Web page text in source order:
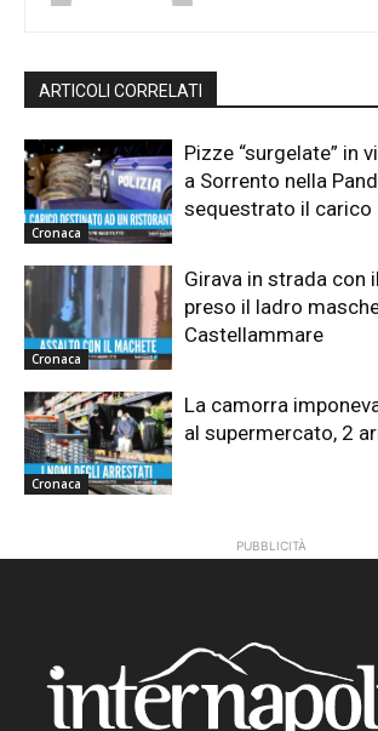
ARTICOLI CORRELATI
Cronaca
Pizze “surgelate” in
a Sorrento nella
sequestrato il carico
Cronaca
Girava in strada con
preso il ladro
Castellammare
Cronaca
La camorra
al supermercato, 2
PUBBLICITÀ